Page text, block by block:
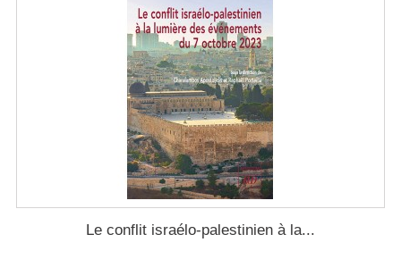
Le conflit israélo-palestinien à la...